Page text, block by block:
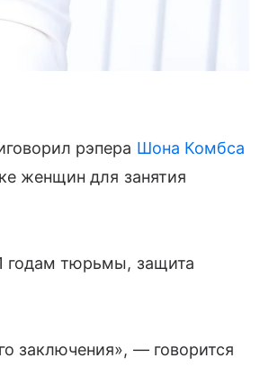
рэпера Шона Комбса
женщин для занятия
годам тюрьмы, защита
заключения», — говорится